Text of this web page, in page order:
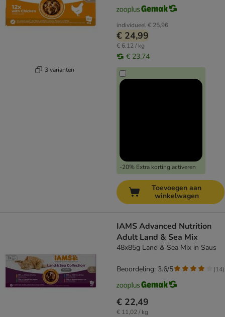
3 varianten
individueel€ 25,96
€ 24,99
€ 6,12 / kg
€ 23,74
-20% Extra korting activeren
Toevoegen aan
winkelwagen
IAMS Advanced Nutrition
Adult Land & Sea Mix
48x85g Land & Sea Mix in Saus
€ 22,49
€ 11,02 / kg
Beoordeling: 3.6/5 (14)